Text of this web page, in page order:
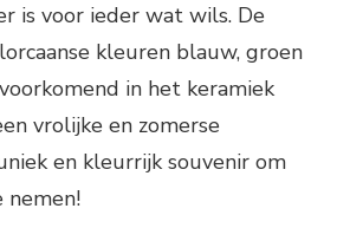
is voor ieder wat wils. De
kleuren blauw, groen
in het keramiek
vrolijke en zomerse
en kleurrijk souvenir om
nemen!